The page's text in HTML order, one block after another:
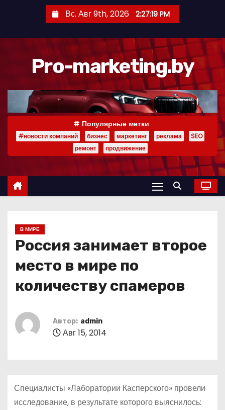
р
Вс. Авг 9th, 2026 2:27:20 PM
Pro-marketing.by
Популярные метки
#новости компаний бизнес маркетинг реклама
SEO
ремонт
продвижение
В МИРЕ
Россия занимает второе
место в мире по
количеству спамеров
Автор: admin
Авг 15, 2014
Специалисты «Лаборатории Касперского» провели
исследование, в результате которого выяснилось: